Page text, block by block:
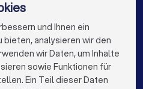
Mediatoren in Dortmund
Mediatoren in Bremen
Mediatoren in Dresden
und Ihnen ein
analysieren wir den
wir Daten, um Inhalte
sowie Funktionen für
Ein Teil dieser Daten